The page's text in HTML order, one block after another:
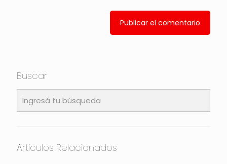
Buscar
Artículos Relacionados